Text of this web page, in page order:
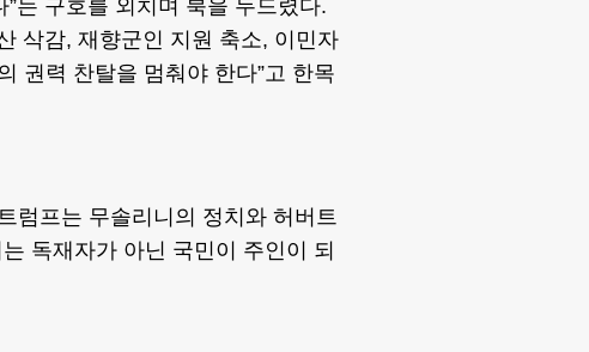
”는 구호를 외치며 북을 두드렸다.
삭감, 재향군인 지원 축소, 이민자
권력 찬탈을 멈춰야 한다”고 한목
럼프는 무솔리니의 정치와 허버트
독재자가 아닌 국민이 주인이 되